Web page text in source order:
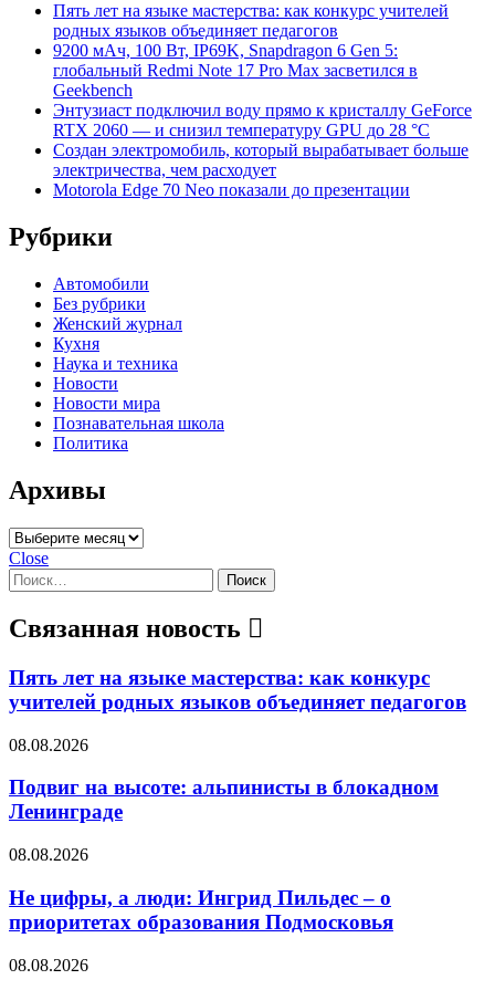
Пять лет на языке мастерства: как конкурс учителей
родных языков объединяет педагогов
9200 мАч, 100 Вт, IP69K, Snapdragon 6 Gen 5:
глобальный Redmi Note 17 Pro Max засветился в
Geekbench
Энтузиаст подключил воду прямо к кристаллу GeForce
RTX 2060 — и снизил температуру GPU до 28 °C
Создан электромобиль, который вырабатывает больше
электричества, чем расходует
Motorola Edge 70 Neo показали до презентации
Рубрики
Автомобили
Без рубрики
Женский журнал
Кухня
Наука и техника
Новости
Новости мира
Познавательная школа
Политика
Архивы
Архивы
Close
Найти:
Связанная новость
Пять лет на языке мастерства: как конкурс
учителей родных языков объединяет педагогов
08.08.2026
Подвиг на высоте: альпинисты в блокадном
Ленинграде
08.08.2026
Не цифры, а люди: Ингрид Пильдес – о
приоритетах образования Подмосковья
08.08.2026